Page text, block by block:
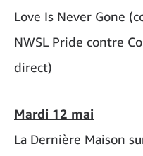
Love Is Never Gone
NWSL Pride contre
direct)
Mardi 12 mai
La Dernière Maison